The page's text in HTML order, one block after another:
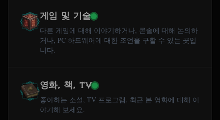
게임 및 기술
다른 게임에 대해 이야기하거나, 콘솔에 대해 논의하
거나, PC 하드웨어에 대한 조언을 구할 수 있는 곳입
니다.
영화, 책, TV
좋아하는 소설, TV 프로그램, 최근 본 영화에 대해 이
야기해 보세요.